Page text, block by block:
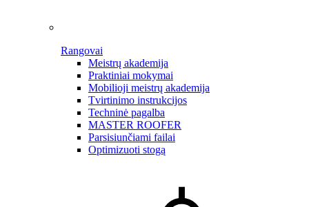
Rangovai
Meistrų akademija
Praktiniai mokymai
Mobilioji meistrų akademija
Tvirtinimo instrukcijos
Techninė pagalba
MASTER ROOFER
Parsisiunčiami failai
Optimizuoti stogą